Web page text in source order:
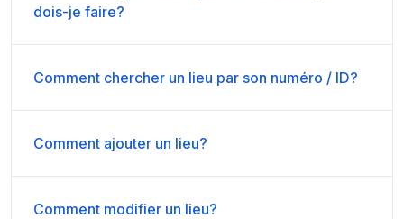
dois-je faire?
Comment chercher un lieu par son numéro / ID?
Comment ajouter un lieu?
Comment modifier un lieu?